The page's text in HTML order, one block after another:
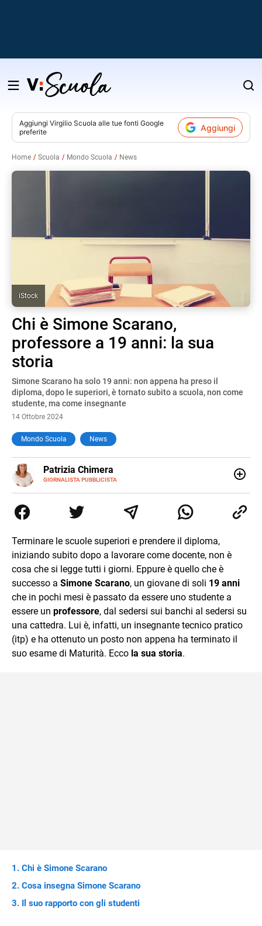
Salta
contenuto
Aggiungi Virgilio Scuola alle tue fonti Google
preferite
Aggiungi
Home Scuola Mondo Scuola News
iStock
Chi è Simone Scarano,
professore a 19 anni: la sua
storia
Simone Scarano ha solo 19 anni: non appena ha preso il
diploma, dopo le superiori, è tornato subito a scuola, non come
studente, ma come insegnante
14 Ottobre 2024
Mondo Scuola News
Patrizia Chimera
GIORNALISTA PUBBLICISTA
E-
MAIL
LINKEDIN
collaborato con grandi gruppi editoriali e agenzie di
comunicazione specializzandosi nella scrittura di articoli
Terminare le scuole superiori e prendere il diploma,
iniziando subito dopo a lavorare come docente, non è
cosa che si legge tutti i giorni. Eppure è quello che è
successo a Simone Scarano, un giovane di soli 19 anni
che in pochi mesi è passato da essere uno studente a
essere un professore, dal sedersi sui banchi al sedersi su
una cattedra. Lui è, infatti, un insegnante tecnico pratico
(itp) e ha ottenuto un posto non appena ha terminato il
suo esame di Maturità. Ecco la sua storia.
Chi è Simone Scarano
Cosa insegna Simone Scarano
Il suo rapporto con gli studenti